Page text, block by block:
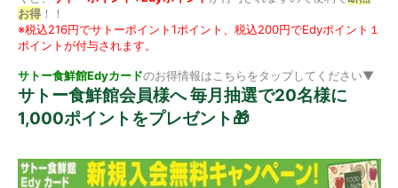
お得！！
※税込216円でサトーポイント1ポイント、税込200円でEdyポイント１
ポイントが付与されます。
サトー食鮮館Edyカードのお得情報はこちらをタップしてください▼
サトー食鮮館会員様へ 毎月抽選で20名様に
1,000ポイントをプレゼント🎁